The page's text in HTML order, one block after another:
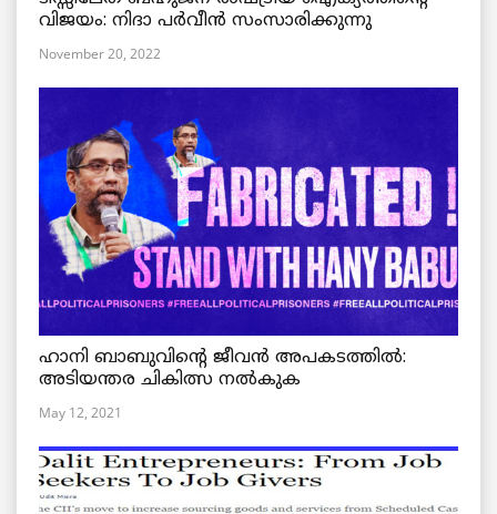
വിജയം: നിദാ പർവീൻ സംസാരിക്കുന്നു
November 20, 2022
ഹാനി ബാബുവിന്റെ ജീവൻ അപകടത്തിൽ:
അടിയന്തര ചികിത്സ നൽകുക
May 12, 2021